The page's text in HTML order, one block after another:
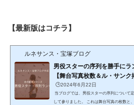
【最新版はコチラ】
ルネサンス・宝塚ブログ
男役スターの序列を勝手に
【舞台写真枚数＆ル・サンク
🕒️2024年6月22日
当ブログでは、男役スターの序列について
して参りました。 これは舞台写真の枚数と